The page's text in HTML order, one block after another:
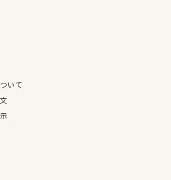
いて